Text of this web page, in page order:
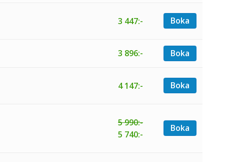
3 447:- Boka
3 896:- Boka
4 147:- Boka
5 990:-
5 740:-
Boka